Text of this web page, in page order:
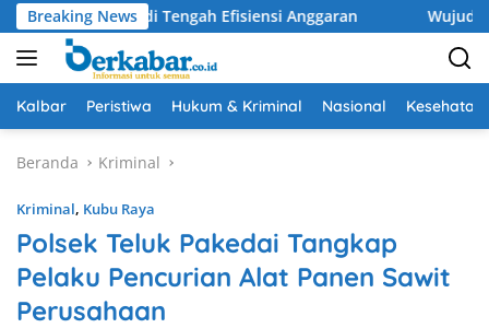
Langsung
ke
konten
Breaking News
di Tengah Efisiensi Anggaran Wujudkan
Kalbar Peristiwa Hukum & Kriminal Nasional Kesehatan
Beranda Kriminal
Kriminal, Kubu Raya
Polsek Teluk Pakedai Tangkap
Pelaku Pencurian Alat Panen Sawit
Perusahaan